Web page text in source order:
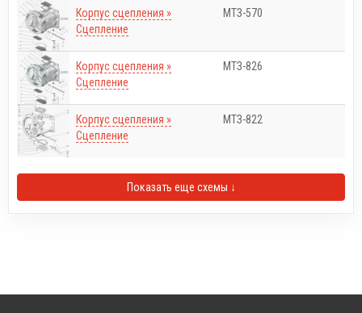
Корпус сцепления »
Сцепление
МТЗ-570
Корпус сцепления »
Сцепление
МТЗ-826
Корпус сцепления »
Сцепление
МТЗ-822
Показать еще схемы ↓